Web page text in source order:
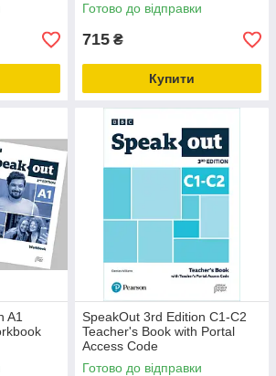
Готово до відправки
715 ₴
Купити
A1
SpeakOut 3rd Edition C1-C2
Teacher's Book with Portal
Access Code
Готово до відправки